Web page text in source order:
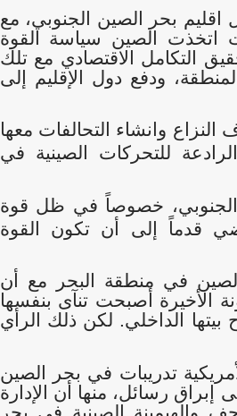
اقليم بحر الصين الجنوبي، مع
اتخذت الصين سياسة القوة
التكامل الاقتصادي مع تلك
ودفع دول الإقليم إلى
وانشاء التحالفات معها
للتحركات الصينية في
الجنوبي، خصوصاً في ظل قوة
قدماً إلى أن تكون القوة
في منطقة البحر مع أن
الأخيرة أصبحت تنآى بنفسها
الداخلي. لكن ذلك الرأي
تدريبات في بحر الصين
رسائل، منها أن الإدارة